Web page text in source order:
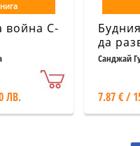
война C-
ЛВ.
да
си на
Санджай
7.87 € /